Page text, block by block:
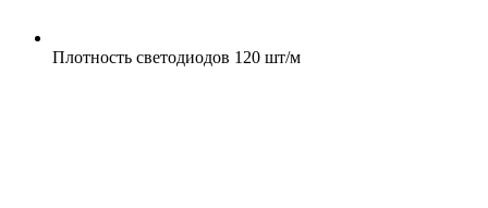
Плотность светодиодов 120 шт/м